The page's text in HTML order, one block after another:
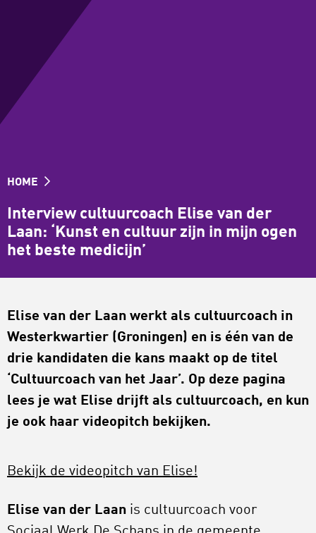
HOME
Interview cultuurcoach Elise van der
Laan: ‘Kunst en cultuur zijn in mijn ogen
het beste medicijn’
Elise van der Laan werkt als cultuurcoach in
Westerkwartier (Groningen) en is één van de
drie kandidaten die kans maakt op de titel
‘Cultuurcoach van het Jaar’. Op deze pagina
lees je wat Elise drijft als cultuurcoach, en kun
je ook haar videopitch bekijken.
Bekijk de videopitch van Elise!
Elise van der Laan is cultuurcoach voor